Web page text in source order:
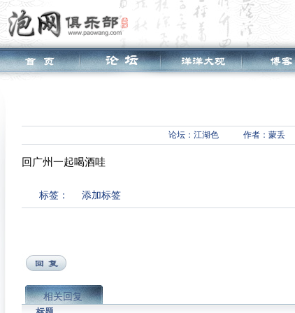
论坛： 江湖色 作者：蒙丢
回广州一起喝酒哇
标签： 添加标签
相关回复